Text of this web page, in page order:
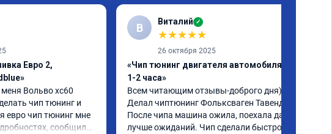
Евро 2,
Вольво xc60
чип тюнинг и
евро чип тюнинг мне
сообщили
В Виталий ✓
★★★★★
26 октября 2025
«Чип тюнинг двигателя автомобиля за
1-2 часа»
Всем читающим отзывы-доброго дня))
Делал чиптюнинг Фольксваген Тавендор.
После чипа машина ожила, поехала даже
лучше ожиданий. Чип сделали быстро.